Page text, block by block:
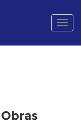
Menú
de